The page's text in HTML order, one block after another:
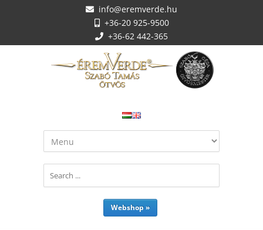
info@eremverde.hu
+36-20 925-9500
+36-62 442-365
Webshop »